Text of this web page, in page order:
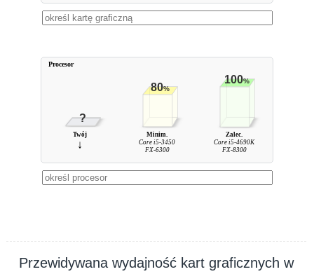
?
80%
100%
Twój
↓
Minim.
Core i5-3450
FX-6300
Zalec.
Core i5-4690K
FX-8300
Procesor
Przewidywana wydajność kart graficznych w